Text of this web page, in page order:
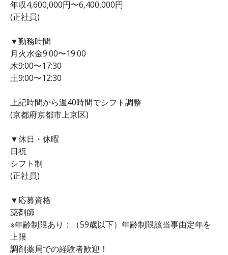
年収4,600,000円〜6,400,000円
(正社員)
▼勤務時間
月火水金9:00〜19:00
木9:00〜17:30
土9:00〜12:30
上記時間から週40時間でシフト調整
(京都府京都市上京区)
▼休日・休暇
日祝
シフト制
(正社員)
▼応募資格
薬剤師
※年齢制限あり：（59歳以下）年齢制限該当事由定年を
上限
調剤薬局での経験者歓迎！